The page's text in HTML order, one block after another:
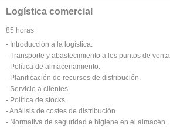
Logística comercial
85 horas
- Introducción a la logística.
- Transporte y abastecimiento a los puntos de venta.
- Política de almacenamiento.
- Planificación de recursos de distribución.
- Servicio a clientes.
- Política de stocks.
- Análisis de costes de distribución.
- Normativa de seguridad e higiene en el almacén.